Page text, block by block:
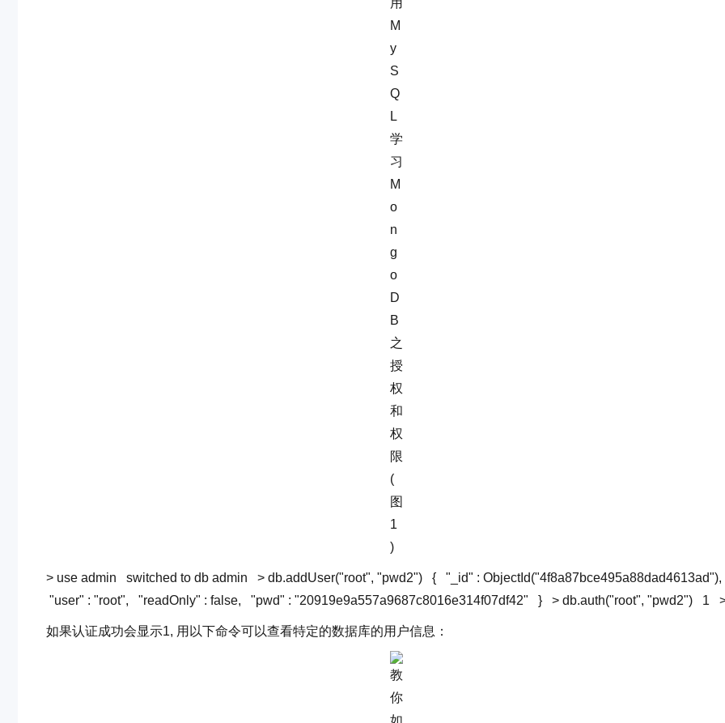
> use admin switched to db admin > db.addUser("root", "pwd2") { "_id" : ObjectId("4f8a87bce495a88dad4613ad"),
"user" : "root", "readOnly" : false, "pwd" : "20919e9a557a9687c8016e314f07df42" } > db.auth("root", "pwd2") 1
如果认证成功会显示1, 用以下命令可以查看特定的数据库的用户信息：